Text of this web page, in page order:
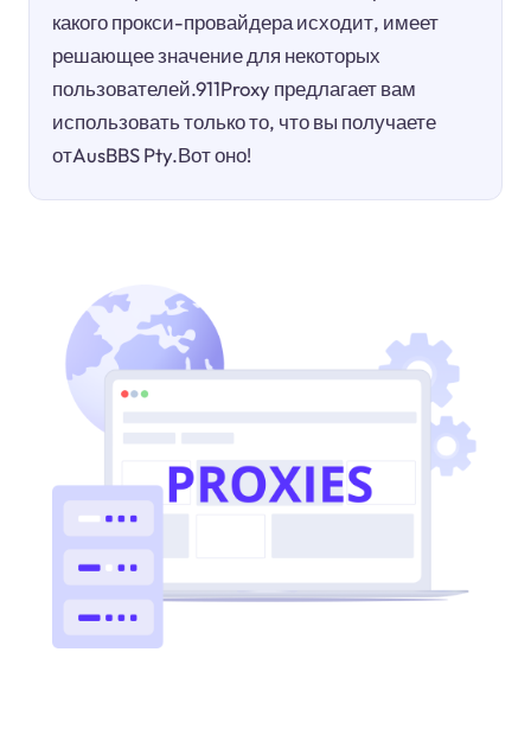
какого прокси-провайдера исходит, имеет
решающее значение для некоторых
пользователей.911Proxy предлагает вам
использовать только то, что вы получаете
отAusBBS Pty.Вот оно!